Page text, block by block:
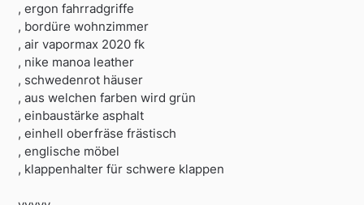
, ergon fahrradgriffe
, bordüre wohnzimmer
, air vapormax 2020 fk
, nike manoa leather
, schwedenrot häuser
, aus welchen farben wird grün
, einbaustärke asphalt
, einhell oberfräse frästisch
, englische möbel
, klappenhalter für schwere klappen